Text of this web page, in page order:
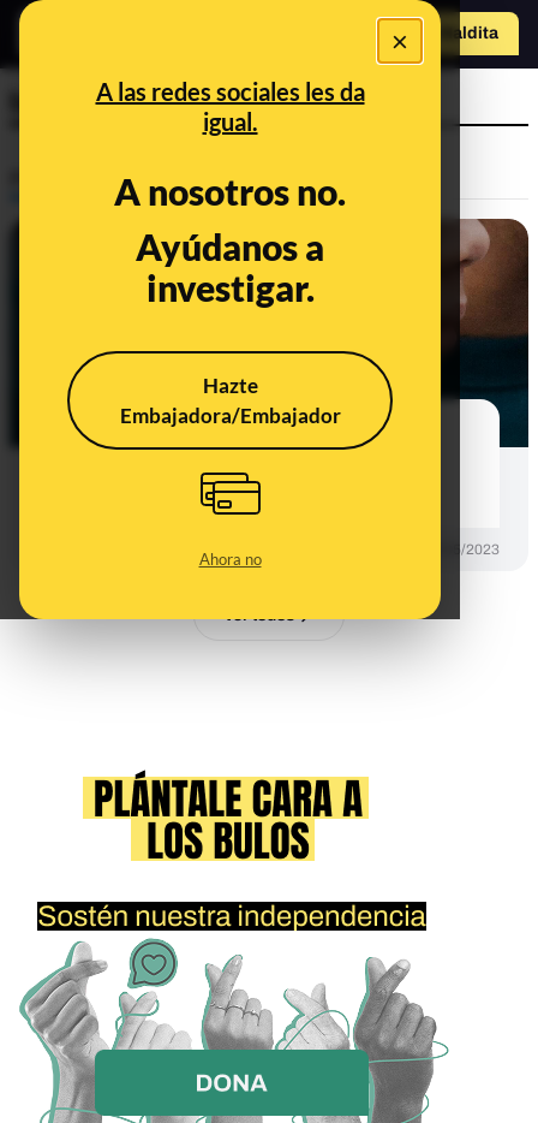
×
A las redes sociales les da
igual.
A nosotros no.
Ayúdanos a
investigar.
Hazte
Embajadora/Embajador
Ahora no
Hazte Maldita
bruxismo
El bruxismo ya no es lo que era (e
19/05/2023
Ver todos